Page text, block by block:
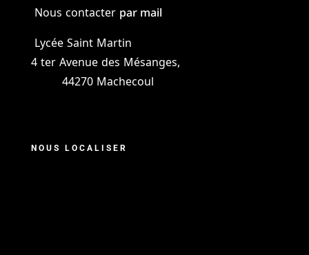
Nous contacter par mail
Lycée Saint Martin
4 ter Avenue des Mésanges,
44270 Machecoul
NOUS LOCALISER